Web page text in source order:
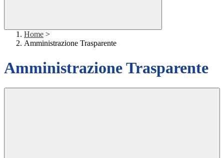
Home >
Amministrazione Trasparente
Amministrazione Trasparente